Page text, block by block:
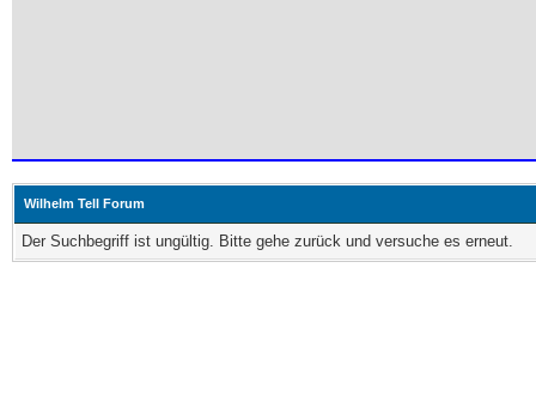
Wilhelm Tell Forum
Der Suchbegriff ist ungültig. Bitte gehe zurück und versuche es erneut.